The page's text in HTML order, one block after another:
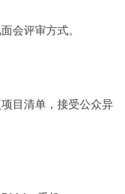
会评审方式。
目清单，接受公众异